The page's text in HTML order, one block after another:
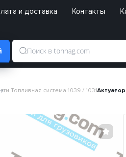
и доставка Контакты
Топливная система 1039 / 1031